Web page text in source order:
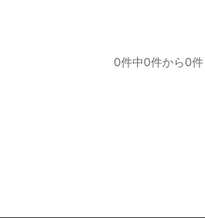
0件中0件から0